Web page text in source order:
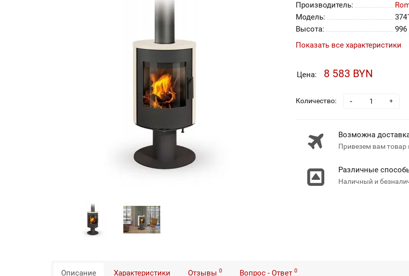
Производитель:
Модель:
Высота:
996
Показать все характеристики
Цена: 8 583 BYN
Количество: +
-
Возможна
Привезем вам товар
Различные
Наличный и
Описание Характеристики Отзывы 0 Вопрос - Ответ 0